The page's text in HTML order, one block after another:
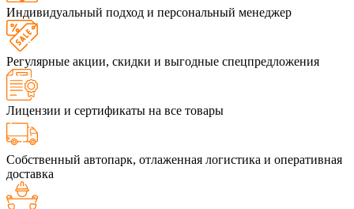
Индивидуальный подход и персональный менеджер
Регулярные акции, скидки и выгодные спецпредложения
Лицензии и сертификаты на все товары
Собственный автопарк, отлаженная логистика и оперативная
доставка